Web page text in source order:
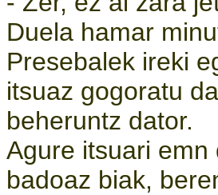
Duela hamar
Presebalek ireki
itsuaz gogoratu
beheruntz dator.
Agure itsuari
badoaz biak,